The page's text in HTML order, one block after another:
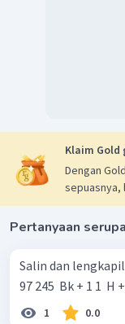
Klaim Gold
Dengan
sepuasnya,
Pertanyaan serupa
Salin dan lengkapilah
97 245 ​ Bk + 1 1 ​ H
1 0.0